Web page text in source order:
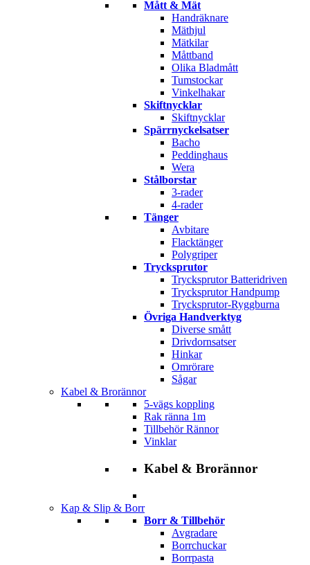
Mått & Mät
Handräknare
Mäthjul
Mätkilar
Måttband
Olika Bladmått
Tumstockar
Vinkelhakar
Skiftnycklar
Skiftnycklar
Spärrnyckelsatser
Bacho
Peddinghaus
Wera
Stålborstar
3-rader
4-rader
Tänger
Avbitare
Flacktänger
Polygriper
Trycksprutor
Trycksprutor Batteridriven
Trycksprutor Handpump
Trycksprutor-Ryggburna
Övriga Handverktyg
Diverse smått
Drivdornsatser
Hinkar
Omrörare
Sågar
Kabel & Brorännor
5-vägs koppling
Rak ränna 1m
Tillbehör Rännor
Vinklar
Kabel & Brorännor
Kap & Slip & Borr
Borr & Tillbehör
Avgradare
Borrchuckar
Borrpasta